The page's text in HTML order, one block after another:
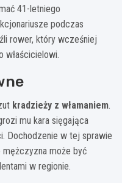
41-letniego
podczas
rower, który wcześniej
właścicielowi.
kradzieży z włamaniem.
mu kara sięgająca
Dochodzenie w tej sprawie
może być
w regionie.